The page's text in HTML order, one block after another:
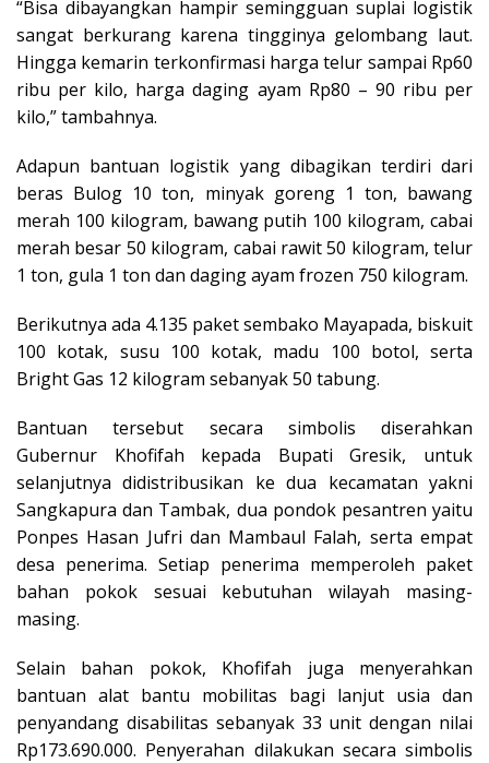
“Bisa dibayangkan hampir semingguan suplai logistik
sangat berkurang karena tingginya gelombang laut.
Hingga kemarin terkonfirmasi harga telur sampai Rp60
ribu per kilo, harga daging ayam Rp80 – 90 ribu per
kilo,” tambahnya.
Adapun bantuan logistik yang dibagikan terdiri dari
beras Bulog 10 ton, minyak goreng 1 ton, bawang
merah 100 kilogram, bawang putih 100 kilogram, cabai
merah besar 50 kilogram, cabai rawit 50 kilogram, telur
1 ton, gula 1 ton dan daging ayam frozen 750 kilogram.
Berikutnya ada 4.135 paket sembako Mayapada, biskuit
100 kotak, susu 100 kotak, madu 100 botol, serta
Bright Gas 12 kilogram sebanyak 50 tabung.
Bantuan tersebut secara simbolis diserahkan
Gubernur Khofifah kepada Bupati Gresik, untuk
selanjutnya didistribusikan ke dua kecamatan yakni
Sangkapura dan Tambak, dua pondok pesantren yaitu
Ponpes Hasan Jufri dan Mambaul Falah, serta empat
desa penerima. Setiap penerima memperoleh paket
bahan pokok sesuai kebutuhan wilayah masing-
masing.
Selain bahan pokok, Khofifah juga menyerahkan
bantuan alat bantu mobilitas bagi lanjut usia dan
penyandang disabilitas sebanyak 33 unit dengan nilai
Rp173.690.000. Penyerahan dilakukan secara simbolis